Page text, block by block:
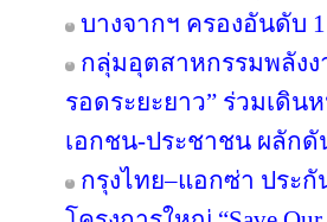
บางจากฯ ครองอันดับ
กลุ่มอุตสาหกรรมพลังง
รอดระยะยาว” ร่วมเดิ
เอกชน-ประชาชน ผลักดั
กรุงไทย–แอกซ่า ประ